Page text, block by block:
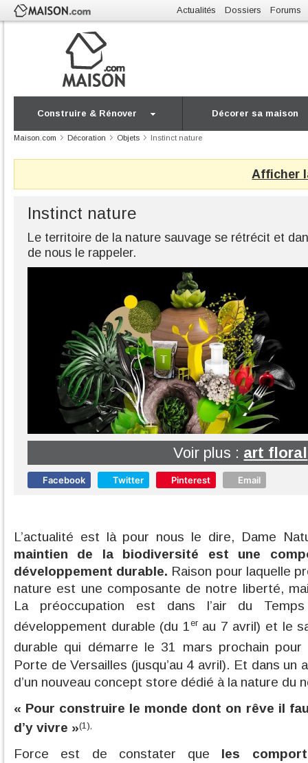
Actualités Dossiers Forums
Construire & Rénover Décorer sa maison
Maison.com Décoration Objets Instinct nature
Afficher
Instinct nature
Le territoire de la nature sauvage se rétrécit et
de nous le rappeler.
Voir plus : art floral
Facebook Twitter Pinterest Email
L’actualité est là pour nous le dire, Dame
maintien de la biodiversité est une
développement durable. Raison pour laquelle
nature est une composante de notre liberté,
La préoccupation est dans l’air du
développement durable (du 1erau 7 avril) et le
durable qui démarre le 31 mars prochain
Porte de Versailles (jusqu’au 4 avril). Et dans un
d’un nouveau concept store dédié à la nature du
« Pour construire le monde dont on rêve il
d’y vivre »(1),
Force est de constater que les